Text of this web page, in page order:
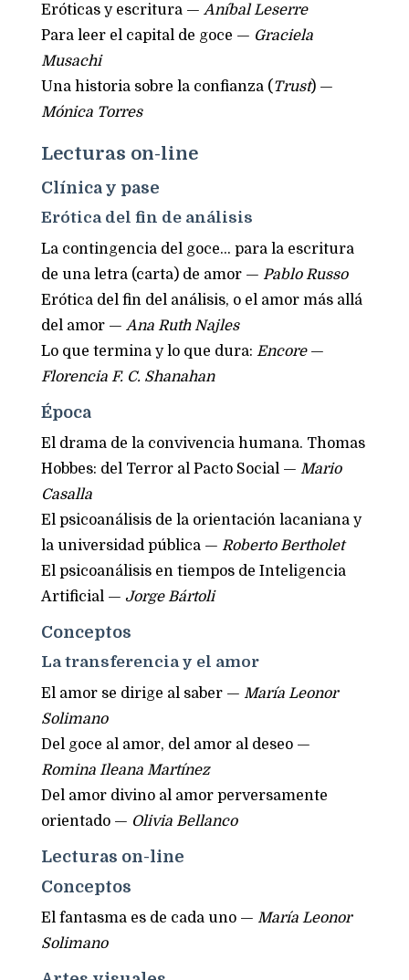
Eróticas y escritura — Aníbal Leserre
Para leer el capital de goce — Graciela
Musachi
Una historia sobre la confianza ( Trust) —
Mónica Torres
Lecturas on-line
Clínica y pase
Erótica del fin de análisis
La contingencia del goce… para la escritura
de una letra (carta) de amor — Pablo Russo
Erótica del fin del análisis, o el amor más allá
del amor — Ana Ruth Najles
Lo que termina y lo que dura: Encore—
Florencia F. C. Shanahan
Época
El drama de la convivencia humana. Thomas
Hobbes: del Terror al Pacto Social — Mario
Casalla
El psicoanálisis de la orientación lacaniana y
la universidad pública — Roberto Bertholet
El psicoanálisis en tiempos de Inteligencia
Artificial — Jorge Bártoli
Conceptos
La transferencia y el amor
El amor se dirige al saber — María Leonor
Solimano
Del goce al amor, del amor al deseo —
Romina Ileana Martínez
Del amor divino al amor perversamente
orientado — Olivia Bellanco
Lecturas on-line
Conceptos
El fantasma es de cada uno — María Leonor
Solimano